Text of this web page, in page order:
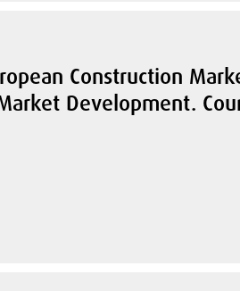
Construction
Development.